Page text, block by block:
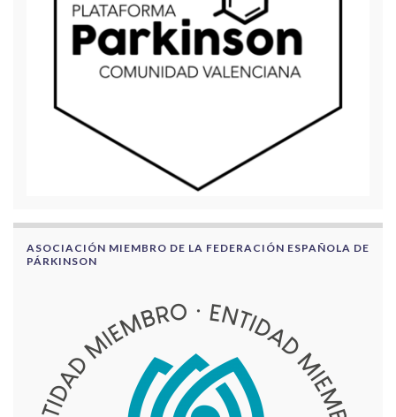
ASOCIACIÓN MIEMBRO DE LA FEDERACIÓN ESPAÑOLA DE
PÁRKINSON